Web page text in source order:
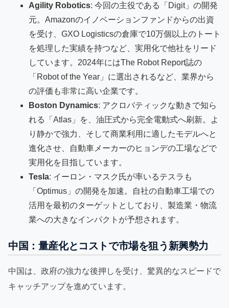
Agility Robotics: 今回の主役である「Digit」の開発
元。Amazonのイノベーションファンドからの出資
を受け、GXO Logisticsの倉庫で10万個以上のトート
を処理した実績を持つなど、実用化で他社をリード
しています。2024年にはThe Robot Report誌の
「Robot of the Year」に選出されるなど、業界から
の評価も非常に高い企業です。
Boston Dynamics: アクロバティックな動きで知ら
れる「Atlas」を、油圧式から完全電動式へ刷新。よ
り静かで強力、そして商業利用に適したモデルへと
進化させ、自動車メーカーのヒョンデの工場などで
実用化を目指しています。
Tesla: イーロン・マスク氏が率いるテスラも
「Optimus」の開発を加速。自社の自動車工場での
活用を最初のターゲットとしており、製造業・物流
業への大きなインパクトが予想されます。
中国：量産化とコストで市場を狙う新興勢力
中国は、政府の強力な後押しを受け、驚異的なスピードで
キャッチアップを進めています。